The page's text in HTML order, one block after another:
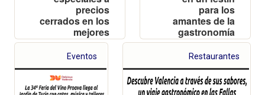
precios
cerrados en los
mejores
restaurantes de
la ciudad y
experiencias
gastronómicas
únicas
para los
amantes de la
gastronomía
con una edición
renovada del
Festival Cuina
Oberta
Eventos Restaurantes